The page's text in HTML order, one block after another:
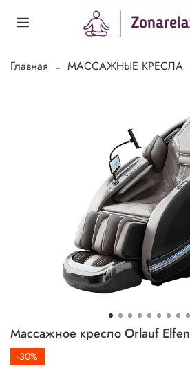
Главная МАССАЖНЫЕ КРЕСЛА
Массажное кресло Orlauf Elfen
-30%